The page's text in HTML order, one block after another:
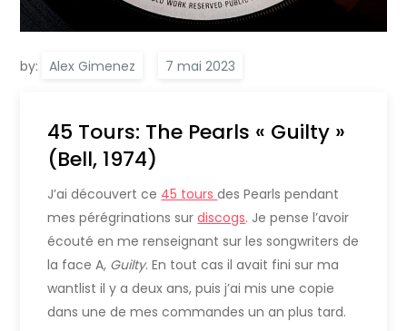
by: Alex Gimenez
45 Tours: The Pearls « Guilty »
(Bell, 1974)
J’ai découvert ce 45 toursdes Pearls pendant
mes pérégrinations surdiscogs. Je pense l’avoir
écouté en me renseignant sur les songwriters de
la face A, Guilty. En tout cas il avait fini sur ma
wantlist il y a deux ans, puis j’ai mis une copie
dans une de mes commandes un an plus tard.